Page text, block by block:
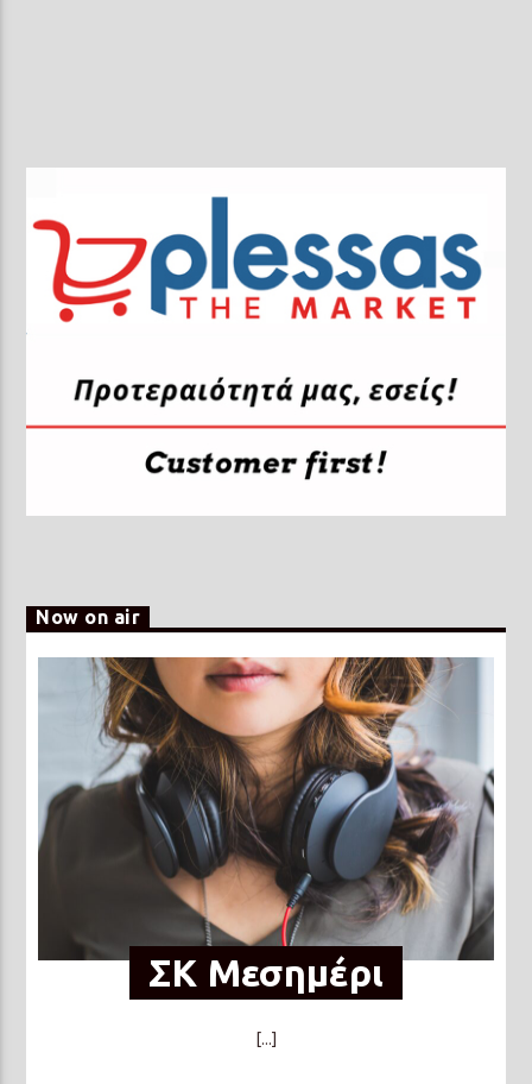
Now on air
ΣΚ Μεσημέρι
[...]